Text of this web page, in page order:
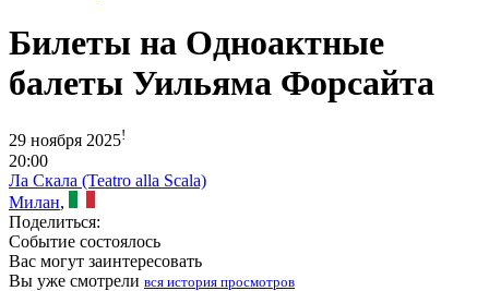
Билеты на Одноактные
балеты Уильяма Форсайта
29 ноября 2025!
20:00
Ла Скала (Teatro alla Scala)
Милан,
Поделиться:
Событие состоялось
Вас могут заинтересовать
Вы уже смотрели вся история просмотров